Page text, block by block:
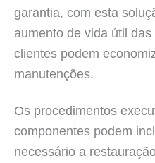
garantia, com esta
aumento de vida útil
clientes podem
manutenções.
Os procedimentos
componentes podem
necessário a